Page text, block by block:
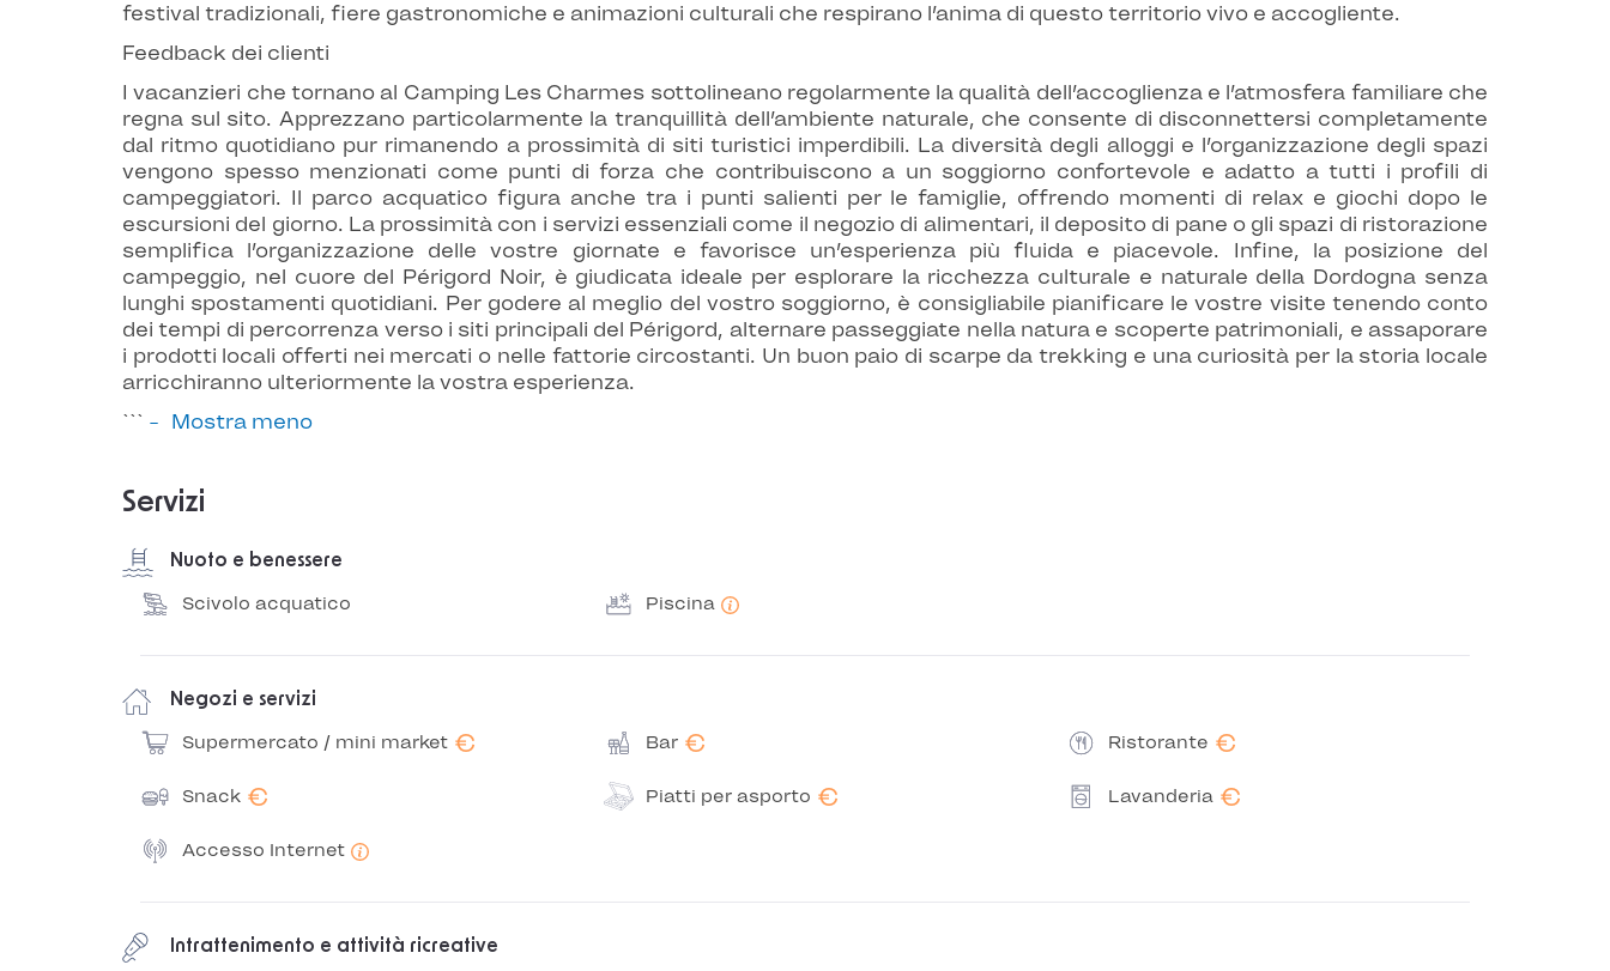
festival tradizionali, fiere gastronomiche e animazioni culturali che respirano l’anima di questo territorio vivo e accogliente.
Feedback dei clienti
I vacanzieri che tornano al Camping Les Charmes sottolineano regolarmente la qualità dell’accoglienza e l’atmosfera familiare che
regna sul sito. Apprezzano particolarmente la tranquillità dell’ambiente naturale, che consente di disconnettersi completamente
dal ritmo quotidiano pur rimanendo a prossimità di siti turistici imperdibili. La diversità degli alloggi e l’organizzazione degli spazi
vengono spesso menzionati come punti di forza che contribuiscono a un soggiorno confortevole e adatto a tutti i profili di
campeggiatori. Il parco acquatico figura anche tra i punti salienti per le famiglie, offrendo momenti di relax e giochi dopo le
escursioni del giorno. La prossimità con i servizi essenziali come il negozio di alimentari, il deposito di pane o gli spazi di ristorazione
semplifica l’organizzazione delle vostre giornate e favorisce un’esperienza più fluida e piacevole. Infine, la posizione del
campeggio, nel cuore del Périgord Noir, è giudicata ideale per esplorare la ricchezza culturale e naturale della Dordogna senza
lunghi spostamenti quotidiani. Per godere al meglio del vostro soggiorno, è consigliabile pianificare le vostre visite tenendo conto
dei tempi di percorrenza verso i siti principali del Périgord, alternare passeggiate nella natura e scoperte patrimoniali, e assaporare
i prodotti locali offerti nei mercati o nelle fattorie circostanti. Un buon paio di scarpe da trekking e una curiosità per la storia locale
arricchiranno ulteriormente la vostra esperienza.
```
Mostra meno
Servizi
Nuoto e benessere
Scivolo acquatico Piscina
Negozi e servizi
Supermercato / mini market € Bar € Ristorante €
Snack € Piatti per asporto € Lavanderia €
Accesso Internet
Intrattenimento e attività ricreative